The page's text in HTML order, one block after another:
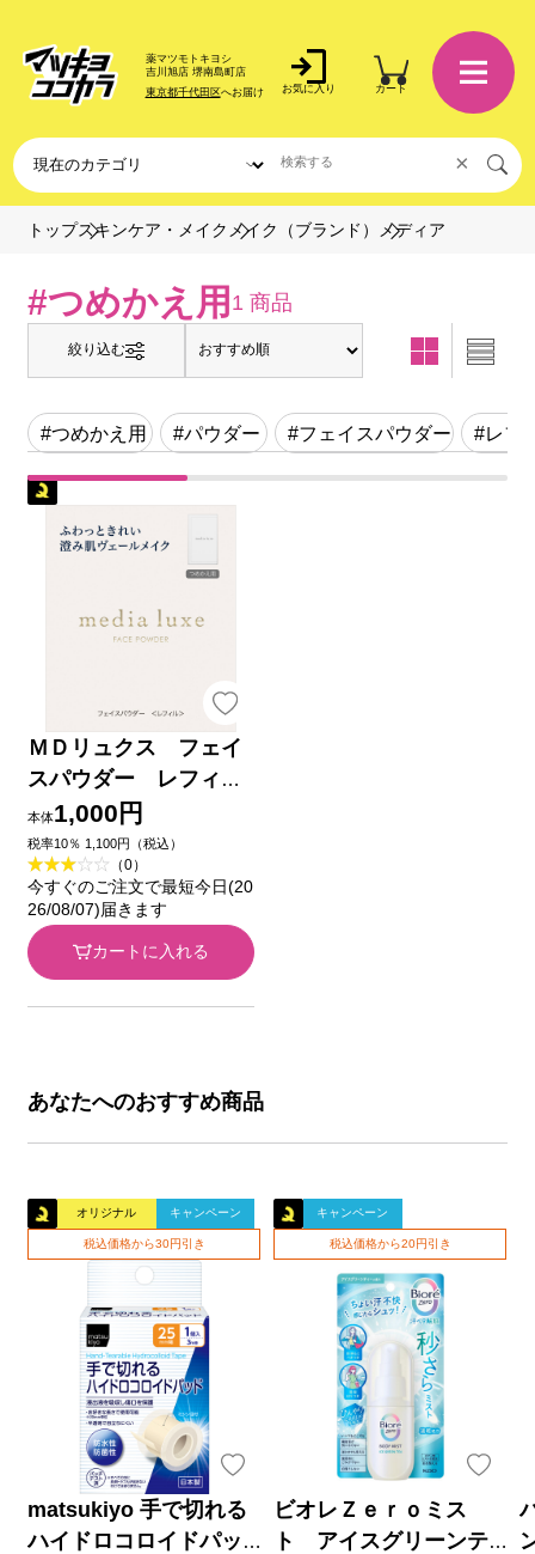
薬マツモトキヨシ
吉川旭店 堺南島町店
東京都千代田区へお届け お気に入り カート
×
トップスキンケア・メイク メイク（ブランド） メディア
#つめかえ用 1 商品
絞り込む
#つめかえ用 #パウダー #フェイスパウダー #レフ
ＭＤリュクス フェイ
スパウダー レフィル
１４ｇ カネボウ化粧品
本体1,000円
税率10％ 1,100円（税込）
（0）
今すぐのご注文で最短今日(20
26/08/07)届きます
カートに入れる
あなたへのおすすめ商品
オリジナル キャンペーン
税込価格から30円引き
matsukiyo 手で切れる
ハイドロコロイドパッ
キャンペーン
税込価格から20円引き
ビオレＺｅｒｏミス
ト アイスグリーンテ